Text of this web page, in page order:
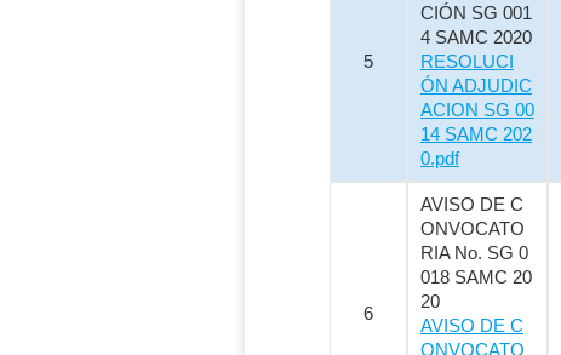
5
CIÓN SG 001
4 SAMC 2020
RESOLUCI
ÓN ADJUDIC
ACION SG 00
14 SAMC 202
0.pdf
6
AVISO DE C
ONVOCATO
RIA No. SG 0
018 SAMC 20
20
AVISO DE C
ONVOCATO